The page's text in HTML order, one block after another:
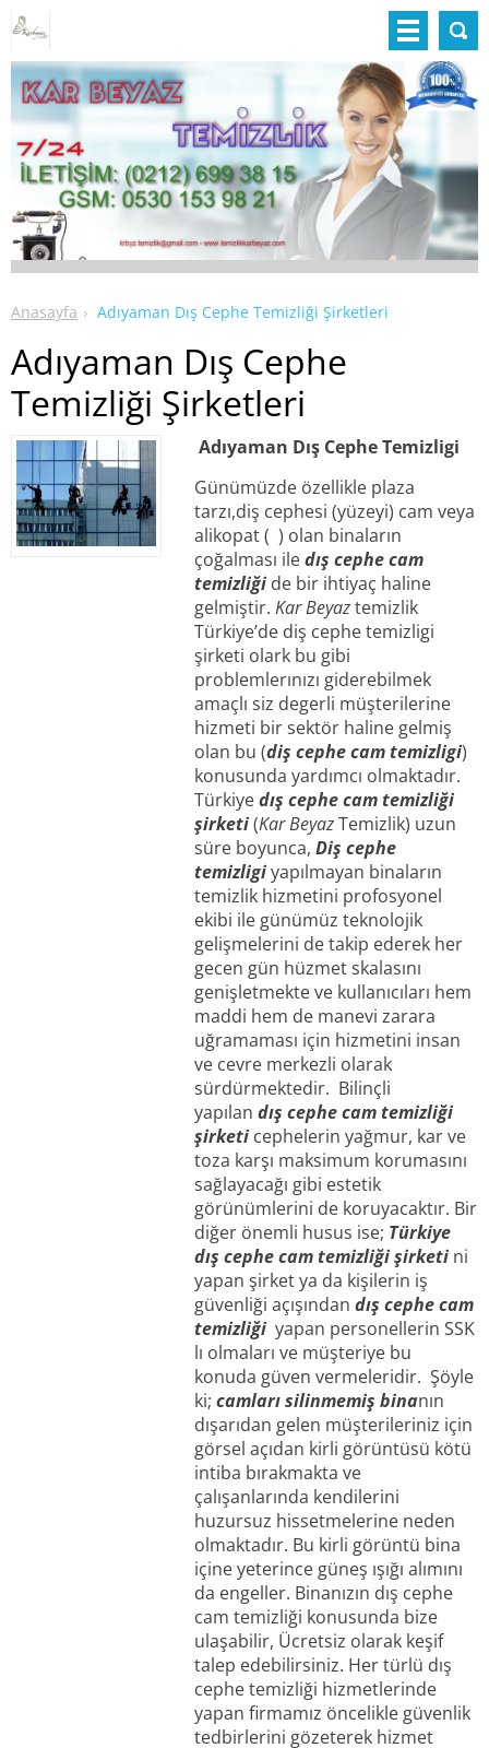
Anasayfa Adıyaman Dış Cephe Temizliği Şirketleri
Adıyaman Dış Cephe
Temizliği Şirketleri
Adıyaman Dış Cephe Temizligi
Günümüzde özellikle plaza
tarzı,diş cephesi (yüzeyi) cam veya
alikopat ( ) olan binaların
çoğalması iledış cephe cam
temizliği de bir ihtiyaç haline
gelmiştir.Kar Beyaztemizlik
Türkiye’de diş cephe temizligi
şirketi olark bu gibi
problemlerınızı giderebilmek
amaçlı siz degerli müşterilerine
hizmeti bir sektör haline gelmiş
olan bu (diş cephe cam temizligi)
konusunda yardımcı olmaktadır.
Türkiyedış cephe cam temizliği
şirketi(Kar BeyazTemizlik) uzun
süre boyunca,Diş cephe
temizligiyapılmayan binaların
temizlik hizmetini profosyonel
ekibi ile günümüz teknolojik
gelişmelerini de takip ederek her
gecen gün hüzmet skalasını
genişletmekte ve kullanıcıları hem
maddi hem de manevi zarara
uğramaması için hizmetini insan
ve cevre merkezli olarak
sürdürmektedir. Bilinçli
yapılandış cephe cam temizliği
şirketi cephelerin yağmur, kar ve
toza karşı maksimum korumasını
sağlayacağı gibi estetik
görünümlerini de koruyacaktır. Bir
diğer önemli husus ise; Türkiye
dış cephe cam temizliği şirketi ni
yapan şirket ya da kişilerin iş
güvenliği açışından dış cephe cam
temizliği yapan personellerin SSK
lı olmaları ve müşteriye bu
konuda güven vermeleridir. Şöyle
ki;camları silinmemiş binanın
dışarıdan gelen müşterileriniz için
görsel açıdan kirli görüntüsü kötü
intiba bırakmakta ve
çalışanlarında kendilerini
huzursuz hissetmelerine neden
olmaktadır. Bu kirli görüntü bina
içine yeterince güneş ışığı alımını
da engeller. Binanızın dış cephe
cam temizliği konusunda bize
ulaşabilir, Ücretsiz olarak keşif
talep edebilirsiniz. Her türlü dış
cephe temizliği hizmetlerinde
yapan firmamız öncelikle güvenlik
tedbirlerini gözeterek hizmet